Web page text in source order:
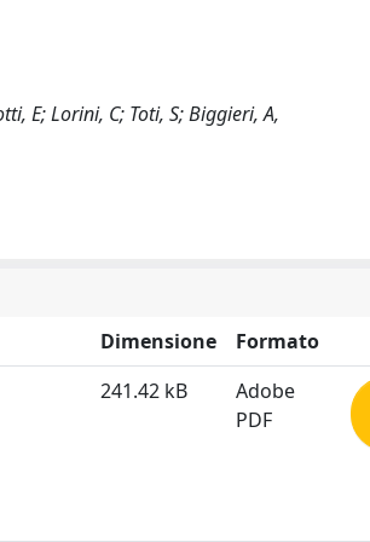
E; Lorini, C; Toti, S; Biggieri, A,
Dimensione
Formato
241.42 kB
Adobe
PDF